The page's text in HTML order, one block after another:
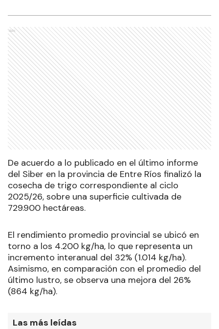
Ads
De acuerdo a lo publicado en el último informe
del Siber en la provincia de Entre Ríos finalizó la
cosecha de trigo correspondiente al ciclo
2025/26, sobre una superficie cultivada de
729.900 hectáreas.
El rendimiento promedio provincial se ubicó en
torno a los 4.200 kg/ha, lo que representa un
incremento interanual del 32% (1.014 kg/ha).
Asimismo, en comparación con el promedio del
último lustro, se observa una mejora del 26%
(864 kg/ha).
Las más leídas